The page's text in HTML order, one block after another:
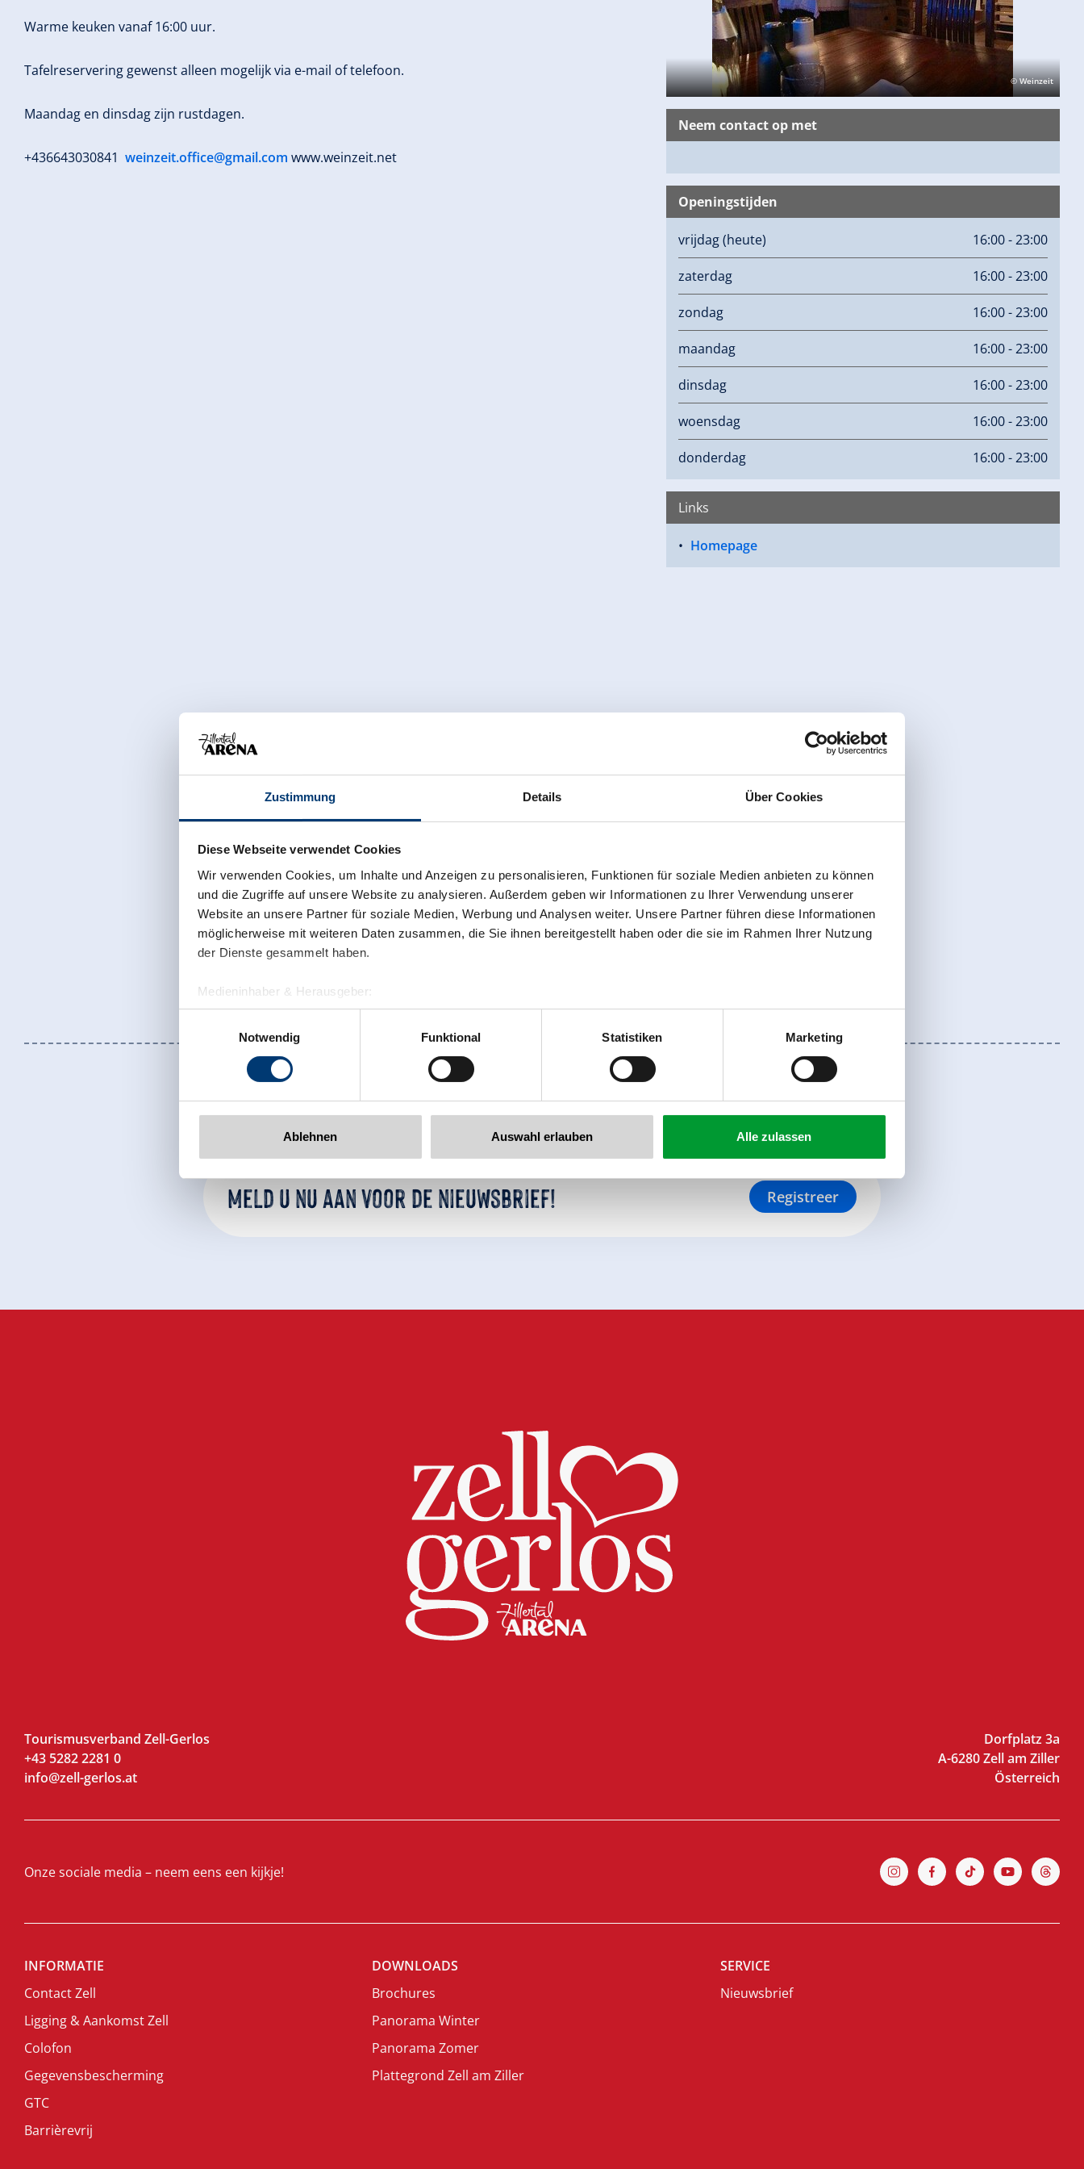
Zustimmung Details Über Cookies
Diese Webseite verwendet Cookies
Wir verwenden Cookies, um Inhalte und Anzeigen zu personalisieren, Funktionen für soziale Medien anbieten zu können
und die Zugriffe auf unsere Website zu analysieren. Außerdem geben wir Informationen zu Ihrer Verwendung unserer
Website an unsere Partner für soziale Medien, Werbung und Analysen weiter. Unsere Partner führen diese Informationen
möglicherweise mit weiteren Daten zusammen, die Sie ihnen bereitgestellt haben oder die sie im Rahmen Ihrer Nutzung
der Dienste gesammelt haben.
Medieninhaber & Herausgeber:
Zeller Bergbahnen Zillertal GmbH & Co KG
Rohr 23// A-6280 Zell am Ziller
www.zillertalarena.com
Notwendig
Funktional Statistiken Marketing
Ablehnen Auswahl erlauben Alle zulassen
Warme keuken vanaf 16:00 uur.
Tafelreservering gewenst alleen mogelijk via e-mail of telefoon.
Maandag en dinsdag zijn rustdagen.
+436643030841 weinzeit.office@gmail.com www.weinzeit.net
© Weinzeit
Neem contact op met
Openingstijden
vrijdag(heute) 16:00 - 23:00
zaterdag 16:00 - 23:00
zondag 16:00 - 23:00
maandag 16:00 - 23:00
dinsdag 16:00 - 23:00
woensdag 16:00 - 23:00
donderdag 16:00 - 23:00
Links
Homepage
Terug naar het overzicht
Meld u nu aan voor de nieuwsbrief! Registreer
Tourismusverband Zell-Gerlos
+43 5282 2281 0
info@zell-gerlos.at
Dorfplatz 3a
A-6280 Zell am Ziller
Österreich
Onze sociale media – neem eens een kijkje!
INFORMATIE
Contact Zell
Ligging & Aankomst Zell
Colofon
Gegevensbescherming
GTC
Barrièrevrij
DOWNLOADS
Brochures
Panorama Winter
Panorama Zomer
Plattegrond Zell am Ziller
SERVICE
Nieuwsbrief